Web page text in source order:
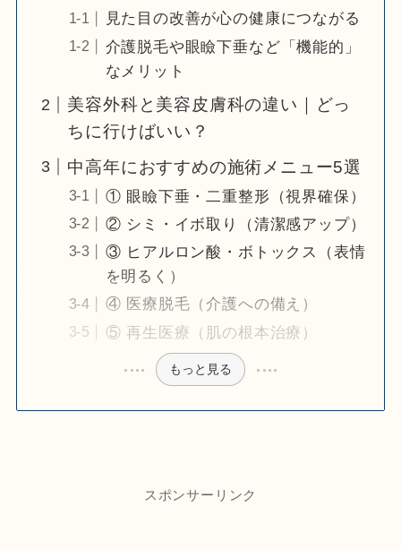
見た目の改善が心の健康につながる
介護脱毛や眼瞼下垂など「機能的」
なメリット
美容外科と美容皮膚科の違い｜どっ
ちに行けばいい？
中高年におすすめの施術メニュー5選
① 眼瞼下垂・二重整形（視界確保）
② シミ・イボ取り（清潔感アップ）
③ ヒアルロン酸・ボトックス（表情
を明るく）
④ 医療脱毛（介護への備え）
⑤ 再生医療（肌の根本治療）
もっと見る
スポンサーリンク